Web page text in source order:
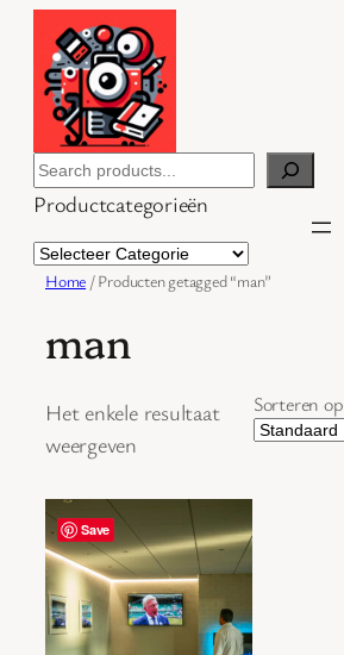
inhoud
Search
Productcategorieën
Home / Producten getagged “man”
man
Het enkele resultaat
weergeven
Sorteren op
Save